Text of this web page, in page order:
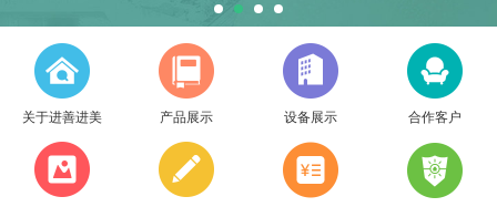
关于进善进美 产品展示 设备展示 合作客户